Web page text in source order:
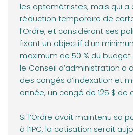
les optométristes, mais qui a
réduction temporaire de
l’Ordre, et considérant ses
fixant un objectif d’un
maximum de 50 % du
le Conseil d’administration a
des congés d’indexation et
année, un congé de 125 $ de
Si l’Ordre avait maintenu sa
à l’IPC, la cotisation serait